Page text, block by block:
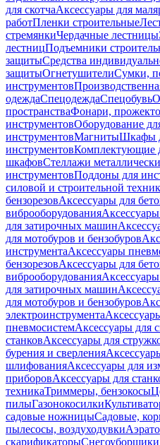
для скотчаАксессуары для
работПленки строительные
стремянкиЧердачные лестницы
лестницПодъемники
защитыСредства
защитыОгнетушителиСумки,
инструментов
одеждаСпецодеждаСпецобувь
пространстваФонари,
инструментовОборудование
инструментовМагнитыШкафы
инструментовКомплектующие
шкафовСтеллажи
инструментовПоддоны для
силовой и строительной
бензорезовАксессуары для
виброоборудования
для затирочных машин
для мотобуров и бензобуров
инструментаАксессуары
бензорезовАксессуары для
виброоборудования
для затирочных машин
для мотобуров и бензобуров
электроинструмента
пневмосистемАксессуары для
станковАксессуары для
бурения и сверления
шлифованияАксессуары для
приборовАксессуары для
техникаТриммеры, бензокосы
пилыГазонокосилки
садовые ножницыСадовые,
пылесосы, воздуходувки
скарификаторыСнегоуборщики